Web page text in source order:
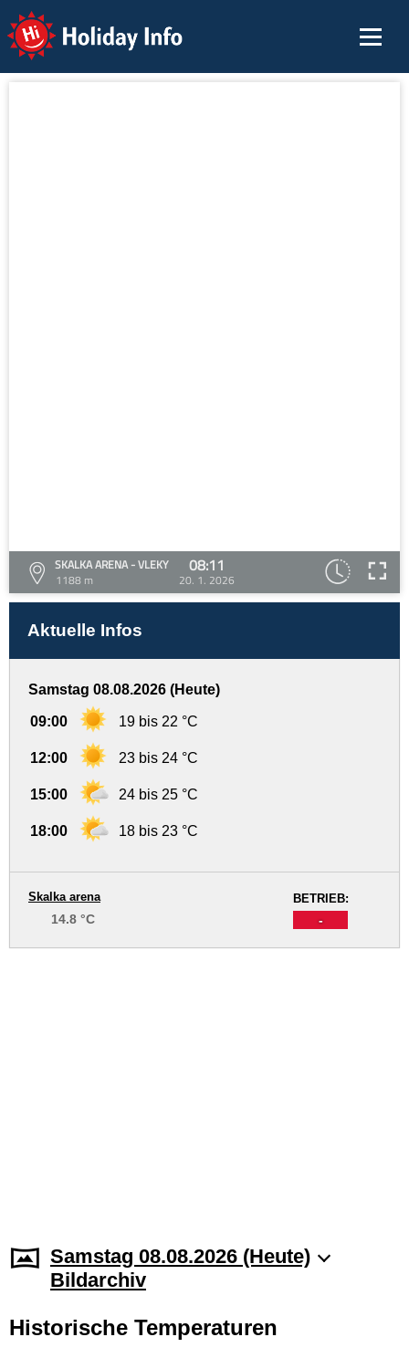
Holiday Info
SKALKA ARENA - VLEKY
1188 m
08:11
20. 1. 2026
Aktuelle Infos
Samstag 08.08.2026 (Heute)
09:00 19 bis 22 °C
12:00 23 bis 24 °C
15:00 24 bis 25 °C
18:00 18 bis 23 °C
BETRIEB:
-
Skalka arena
14.8 °C
Samstag 08.08.2026 (Heute)
Bildarchiv
Historische Temperaturen